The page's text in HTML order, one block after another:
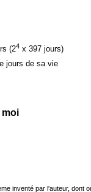
(24x 397 jours)
jours de sa vie
moi
inventé par l'auteur, dont